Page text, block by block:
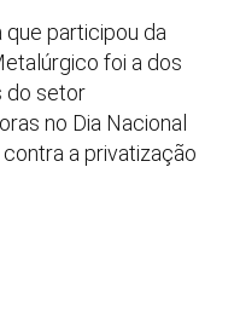
participou da
foi a dos
do setor
no Dia Nacional
a privatização